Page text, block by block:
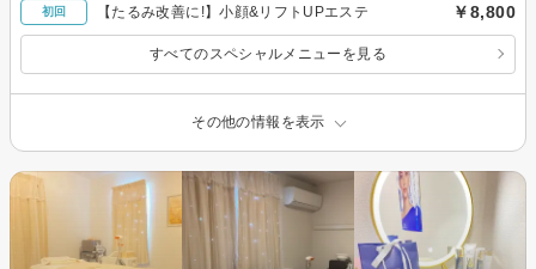
初回 【たるみ改善に!】小顔&リフトUPエステ ￥8,800
すべてのスペシャルメニューを見る
その他の情報を表示